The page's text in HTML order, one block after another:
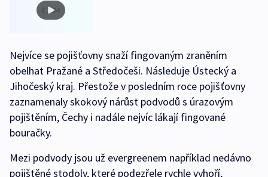
Nejvíce se pojišťovny snaží fingovaným zraněním
obelhat Pražané a Středočeši. Následuje Ústecký a
Jihočeský kraj. Přestože v posledním roce pojišťovny
zaznamenaly skokový nárůst podvodů s úrazovým
pojištěním, Čechy i nadále nejvíc lákají fingované
bouračky.
Mezi podvody jsou už evergreenem například nedávno
pojištěné stodoly, které podezřele rychle vyhoří,